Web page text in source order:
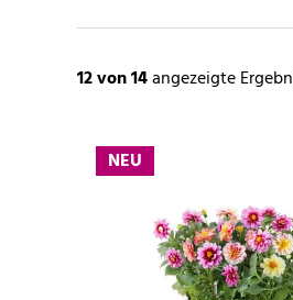
12von 14angezeigte
NEU